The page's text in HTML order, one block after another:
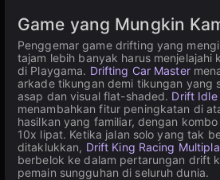
Game yang Mungkin
Penggemar game drifting yang
tajam lebih banyak harus menjelajahi
di Playgama. Drifting Car Master
arkade tikungan demi tikungan yang
asap dan visual flat-shaded. Drift Idle
menambahkan fitur peningkatan di
hasilkan yang familiar, dengan
10x lipat. Ketika jalan solo yang tak
ditaklukkan, Drift King Racing
berbelok ke dalam pertarungan drift
pemain sungguhan di seluruh dunia.